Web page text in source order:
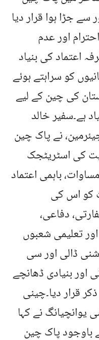
جڑا ہوا قرار دیا
اور عدم
اعتماد کی بنیاد
کو سراہتے ہوئے
کی چین کے لیے
ہے۔سفیر خالد
نے پاک چین
کی اسٹریٹجک
باہمی اعتماد
کو اس کی
دفاعی،
اور تعلیمی شعبوں
ڈالی اور سی
اور بنیادی ڈھانچے
قرار دیا۔چینی
یوانچیانگ نے کہا
باوجود پاک چین